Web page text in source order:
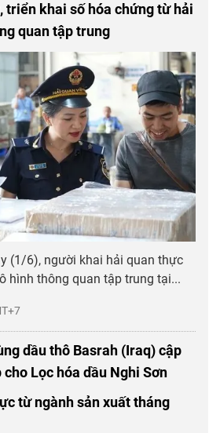
triển khai số hóa chứng từ hải
quan tập trung
(1/6), người khai hải quan thực
hình thông quan tập trung tại...
dầu thô Basrah (Iraq) cập
Lọc hóa dầu Nghi Sơn
từ ngành sản xuất tháng